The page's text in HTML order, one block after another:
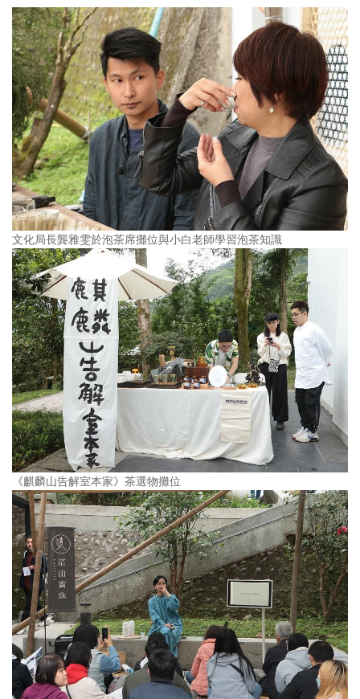
文化局長龔雅雯於泡茶席攤位與小白老師學習泡茶知識
《麒麟山告解室本家》茶選物攤位